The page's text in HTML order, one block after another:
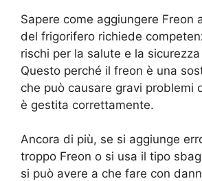
Sapere come aggiungere Freon
del frigorifero richiede
rischi per la salute e la
Questo perché il freon è una
che può causare gravi problemi
è gestita correttamente.
Ancora di più, se si aggiunge
troppo Freon o si usa il tipo
si può avere a che fare con